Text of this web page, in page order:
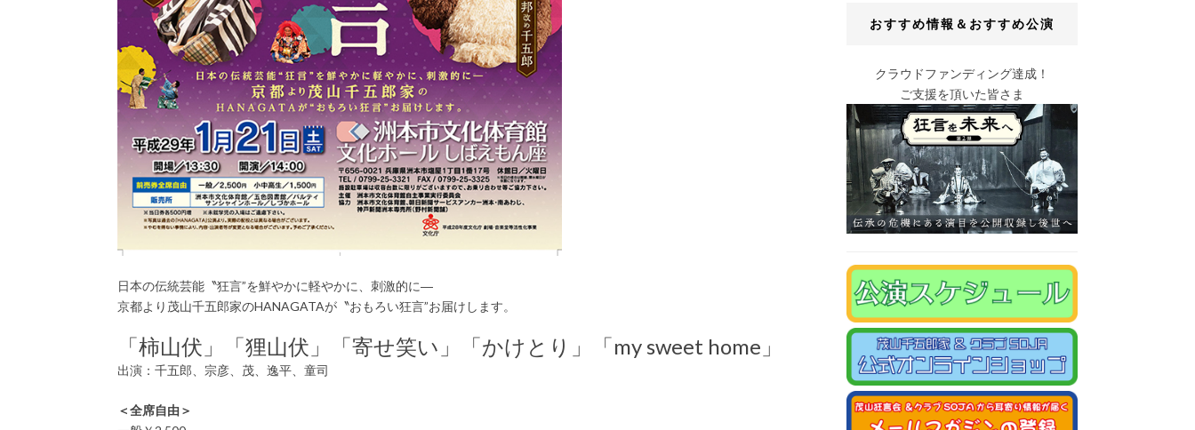
日本の伝統芸能〝狂言”を鮮やかに軽やかに、刺激的に―
京都より茂山千五郎家のHANAGATAが〝おもろい狂言”お届けします。
「柿山伏」「狸山伏」「寄せ笑い」「かけとり」「my sweet home」
出演：千五郎、宗彦、茂、逸平、童司
＜全席自由＞
おすすめ情報＆おすすめ公演
クラウドファンディング達成！
ご支援を頂いた皆さま